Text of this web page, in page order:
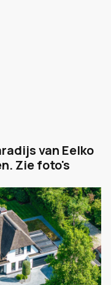
van Eelko
Zie foto's